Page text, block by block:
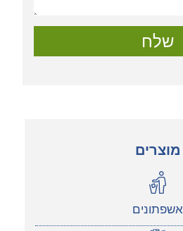
מוצרים
אשפתונים
שלח